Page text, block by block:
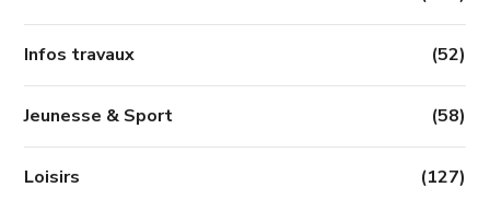
Infos travaux (52)
Jeunesse & Sport (58)
Loisirs (127)